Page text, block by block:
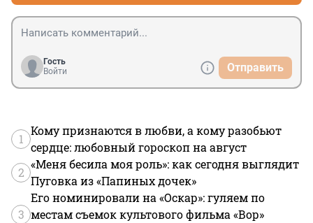
Гость
Войти
Отправить
1
Кому признаются в любви, а кому разобьют
сердце: любовный гороскоп на август
2
«Меня бесила моя роль»: как сегодня выглядит
Пуговка из «Папиных дочек»
3
Его номинировали на «Оскар»: гуляем по
местам съемок культового фильма «Вор»